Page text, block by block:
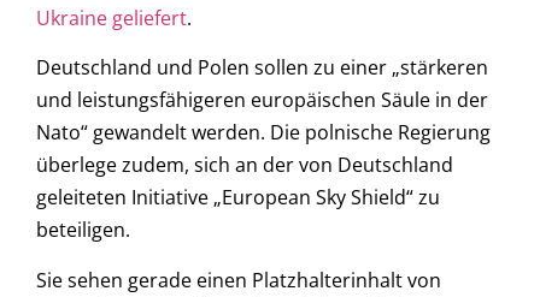
Ukraine geliefert.
Deutschland und Polen sollen zu einer „stärkeren
und leistungsfähigeren europäischen Säule in der
Nato“ gewandelt werden. Die polnische Regierung
überlege zudem, sich an der von Deutschland
geleiteten Initiative „European Sky Shield“ zu
beteiligen.
Sie sehen gerade einen Platzhalterinhalt von